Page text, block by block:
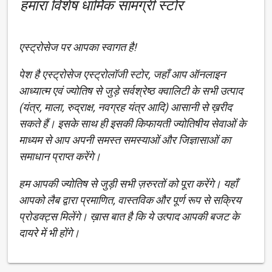
हमारा विशेष धार्मिक सामग्री स्टोर
एस्ट्रोसेज पर आपका स्वागत है!
पेश है एस्ट्रोसेज एस्ट्रोलॉजी स्टोर, जहाँ आप ऑनलाइन
आध्यात्म एवं ज्योतिष से जुड़े सर्वश्रेष्ठ क्वालिटी के सभी उत्पाद
(यंत्र, माला, रुद्राक्ष, नवग्रह यंत्र आदि) आसानी से ख़रीद
सकते हैं। इसके साथ ही इसकी किफायती ज्योतिषीय सेवाओं के
माध्यम से आप अपनी समस्त समस्याओं और जिज्ञासाओं का
समाधान प्राप्त करेंगे।
हम आपकी ज्योतिष से जुड़ी सभी ज़रुरतों को पूरा करेंगे। यहाँ
आपको लैब द्वारा प्रमाणित, वास्तविक और पूर्ण रूप से सक्रिय
प्रोडक्ट्स मिलेंगे। ख़ास बात है कि ये उत्पाद आपकी बजट के
दायरे में भी होंगे।